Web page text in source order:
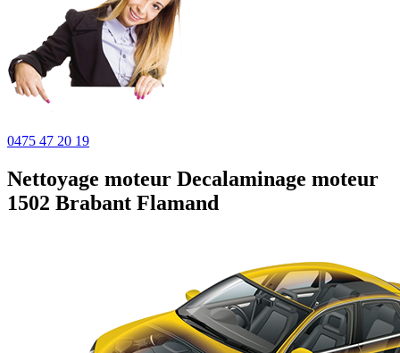
0475 47 20 19
Nettoyage moteur Decalaminage moteur
1502 Brabant Flamand